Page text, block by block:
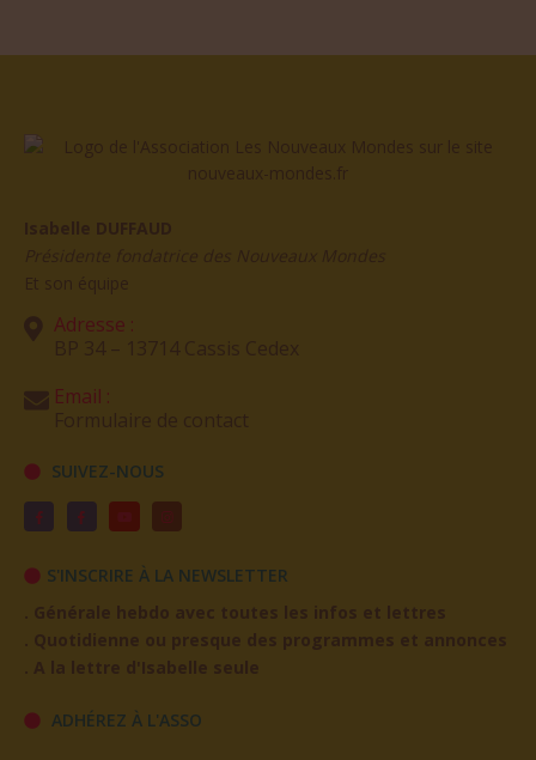
Adresse :
Email :
SUIVEZ-NOUS
S'INSCRIRE À LA NEWSLETTER
ADHÉREZ À L'ASSO